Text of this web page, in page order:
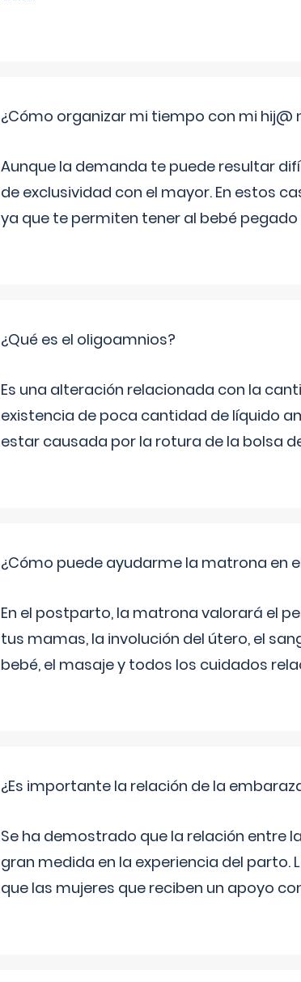
¿Cómo organizar mi tiempo con mi hij@
Aunque la demanda te puede resultar
de exclusividad con el mayor. En estos
ya que te permiten tener al bebé pegado
¿Qué es el oligoamnios?
Es una alteración relacionada con la
existencia de poca cantidad de líquido
estar causada por la rotura de la bolsa
¿Cómo puede ayudarme la matrona en
En el postparto, la matrona valorará el
tus mamas, la involución del útero, el
bebé, el masaje y todos los cuidados
¿Es importante la relación de la
Se ha demostrado que la relación entre
gran medida en la experiencia del
que las mujeres que reciben un apoyo